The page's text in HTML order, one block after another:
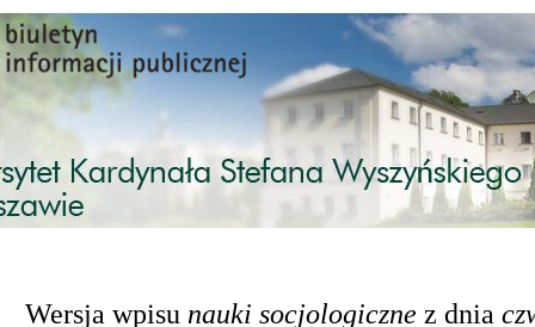
Przejdź do treści
Wersja wpisu nauki socjologiczne z dnia